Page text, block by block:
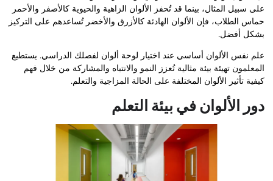
على سبيل المثال، بينما قد تُحفز الألوان الزاهية والحيوية كالأصفر والأحمر
حماس الطلاب، فإن الألوان الهادئة كالأزرق والأخضر تُساعدهم على التركيز
بشكل أفضل.
علم نفس الألوان أساسي عند اختيار لوحة ألوان لفصلك الدراسي. يستطيع
المعلمون تهيئة بيئة مثالية تُعزز النمو والانتباه والمشاركة من خلال فهم
كيفية تأثير الألوان المختلفة على الحالة المزاجية والتعلم.
دور الألوان في بيئة التعلم